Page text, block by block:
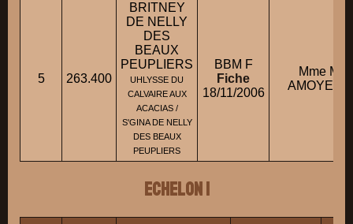
5 263.400
BRITNEY
DE NELLY
DES
BEAUX
PEUPLIERS
UHLYSSE DU
CALVAIRE AUX
ACACIAS /
S'GINA DE NELLY
DES BEAUX
PEUPLIERS
BBM F
Fiche
18/11/2006
Mme
AMOYEL
ECHELON 1